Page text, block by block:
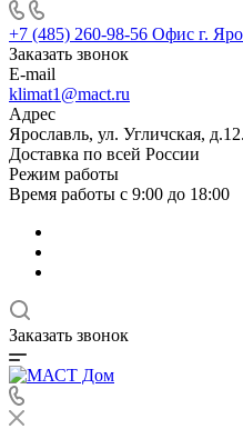
+7 (485) 260-98-56 Офис г.
Заказать звонок
E-mail
klimat1@mact.ru
Адрес
Ярославль, ул. Угличская, д.12.
Доставка по всей России
Режим работы
Время работы с 9:00 до 18:00
Заказать звонок